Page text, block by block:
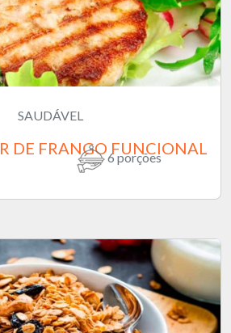
SAUDÁVEL
DE FRANGO FUNCIONAL
6 porções